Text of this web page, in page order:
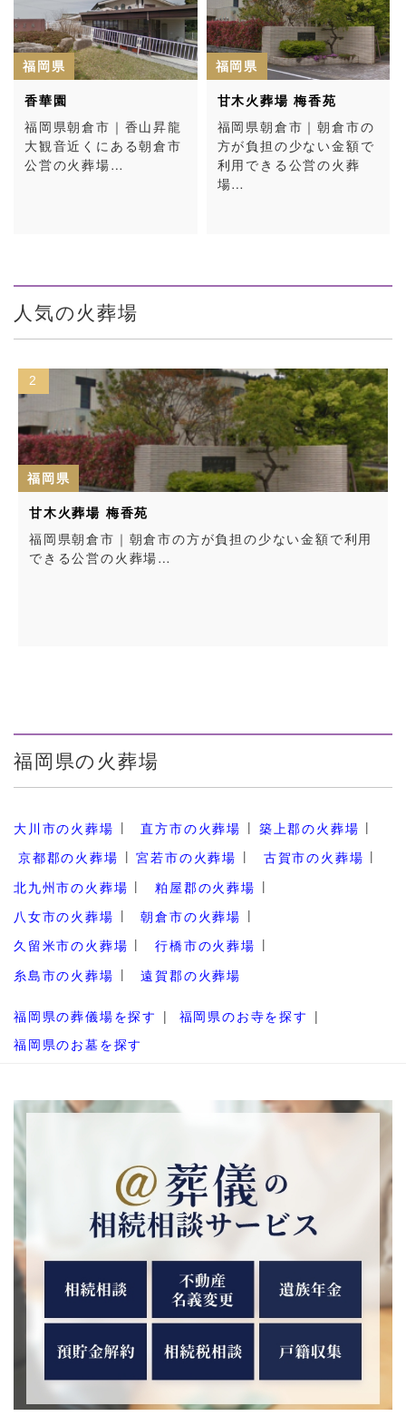
福岡県
香華園
福岡県朝倉市｜香山昇龍
大観音近くにある朝倉市
公営の火葬場…
福岡県
甘木火葬場 梅香苑
福岡県朝倉市｜朝倉市の
方が負担の少ない金額で
利用できる公営の火葬
場…
人気の火葬場
2
福岡県
甘木火葬場 梅香苑
福岡県朝倉市｜朝倉市の方が負担の少ない金額で利用
できる公営の火葬場…
福岡県の火葬場
大川市の火葬場 直方市の火葬場
築上郡の火葬場
京都郡の火葬場
宮若市の火葬場
古賀市の火葬場
北九州市の火葬場
粕屋郡の火葬場
八女市の火葬場
朝倉市の火葬場
久留米市の火葬場
行橋市の火葬場
糸島市の火葬場
遠賀郡の火葬場
福岡県の葬儀場を探す
福岡県のお寺を探す
福岡県のお墓を探す